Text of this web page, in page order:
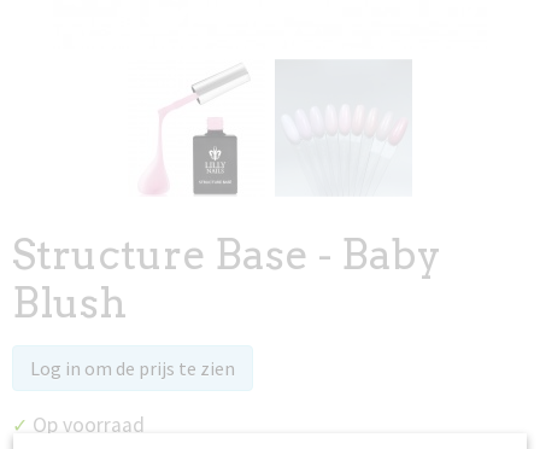
Structure Base - Baby
Blush
Log in om de prijs te zien
✓ Op voorraad